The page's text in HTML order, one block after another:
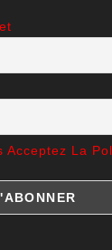
Acceptez La